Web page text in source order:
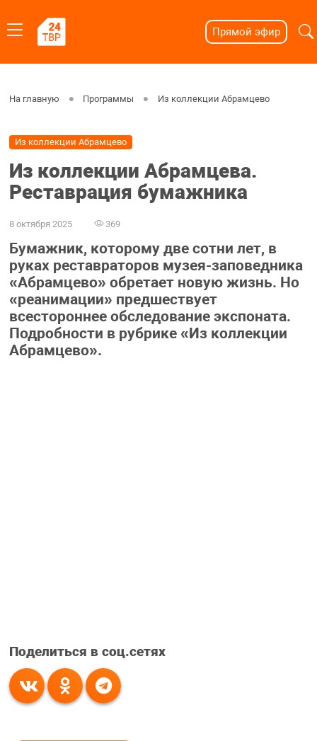
Прямой эфир
На главную Программы Из коллекции Абрамцево
Из коллекции Абрамцево
Из коллекции Абрамцева.
Реставрация бумажника
8 октября 2025 369
Бумажник, которому две сотни лет, в
руках реставраторов музея-заповедника
«Абрамцево» обретает новую жизнь. Но
«реанимации» предшествует
всестороннее обследование экспоната.
Подробности в рубрике «Из коллекции
Абрамцево».
Поделиться в соц.сетях